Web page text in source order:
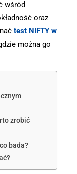
wśród
oraz
test NIFTY w
można go
zrobić
bada?